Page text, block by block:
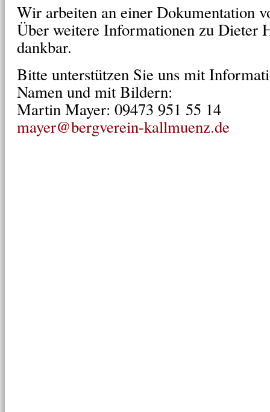
Wir arbeiten an einer Dokumentation
Über weitere Informationen zu Dieter
dankbar.
Bitte unterstützen Sie uns mit
Namen und mit Bildern:
Martin Mayer: 09473 951 55 14
mayer@bergverein-kallmuenz.de